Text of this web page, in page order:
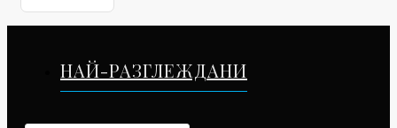
НАЙ-РАЗГЛЕЖДАНИ